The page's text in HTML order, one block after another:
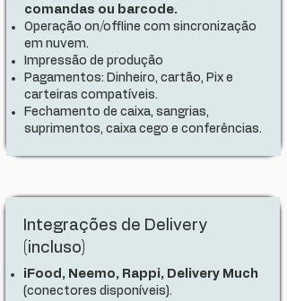
comandas ou barcode.
Operação on/offline com sincronização
em nuvem.
Impressão de produção
Pagamentos: Dinheiro, cartão, Pix e
carteiras compatíveis.
Fechamento de caixa, sangrias,
suprimentos, caixa cego e conferências.
Integrações de Delivery
(incluso)
iFood, Neemo, Rappi, Delivery Much
(conectores disponíveis).